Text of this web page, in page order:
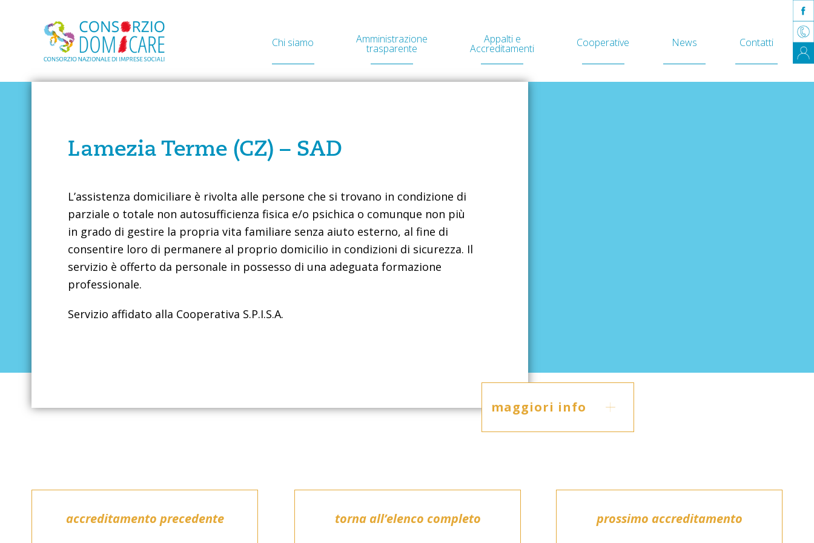
Chi siamo Amministrazione
trasparente
Appalti e
Accreditamenti Cooperative News Contatti
Lamezia Terme (CZ) – SAD
L’assistenza domiciliare è rivolta alle persone che si trovano in condizione di
parziale o totale non autosufficienza fisica e/o psichica o comunque non più
in grado di gestire la propria vita familiare senza aiuto esterno, al fine di
consentire loro di permanere al proprio domicilio in condizioni di sicurezza. Il
servizio è offerto da personale in possesso di una adeguata formazione
professionale.
Servizio affidato alla Cooperativa S.P.I.S.A.
maggiori info
accreditamento precedente torna all’elenco completo prossimo accreditamento